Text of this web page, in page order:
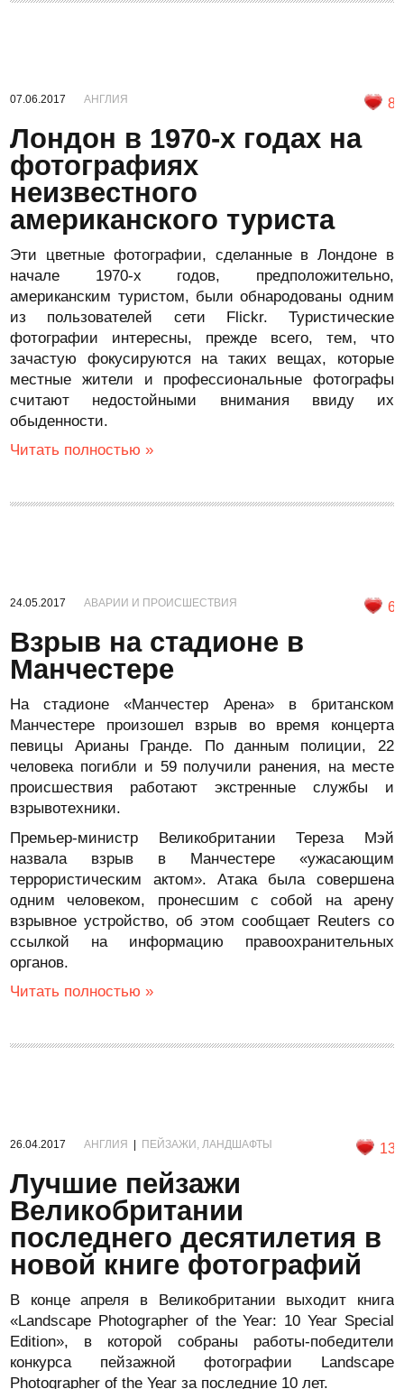
07.06.2017 АНГЛИЯ 8
Лондон в 1970-х годах на
фотографиях
неизвестного
американского туриста
Эти цветные фотографии, сделанные в Лондоне в
начале 1970-х годов, предположительно,
американским туристом, были обнародованы одним
из пользователей сети Flickr. Туристические
фотографии интересны, прежде всего, тем, что
зачастую фокусируются на таких вещах, которые
местные жители и профессиональные фотографы
считают недостойными внимания ввиду их
обыденности.
Читать полностью »
24.05.2017 АВАРИИ И ПРОИСШЕСТВИЯ 6
Взрыв на стадионе в
Манчестере
На стадионе «Манчестер Арена» в британском
Манчестере произошел взрыв во время концерта
певицы Арианы Гранде. По данным полиции, 22
человека погибли и 59 получили ранения, на месте
происшествия работают экстренные службы и
взрывотехники.
Премьер-министр Великобритании Тереза Мэй
назвала взрыв в Манчестере «ужасающим
террористическим актом». Атака была совершена
одним человеком, пронесшим с собой на арену
взрывное устройство, об этом сообщает Reuters со
ссылкой на информацию правоохранительных
органов.
Читать полностью »
26.04.2017 АНГЛИЯ ПЕЙЗАЖИ, ЛАНДШАФТЫ 13
Лучшие пейзажи
Великобритании
последнего десятилетия в
новой книге фотографий
В конце апреля в Великобритании выходит книга
«Landscape Photographer of the Year: 10 Year Special
Edition», в которой собраны работы-победители
конкурса пейзажной фотографии Landscape
Photographer of the Year за последние 10 лет.